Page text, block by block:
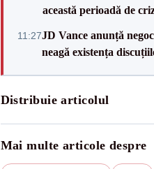
această perioadă de
11:27JD Vance anunță
neagă existența
Distribuie articolul
Mai multe articole despre